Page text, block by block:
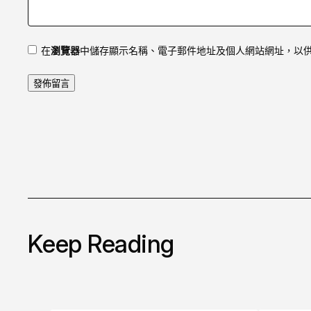
在瀏覽器中儲存顯示名稱、電子郵件地址及個人網站網址，以
Keep Reading